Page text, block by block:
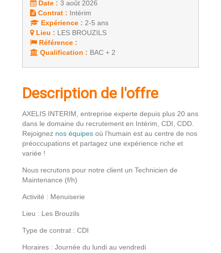
Date : 3 août 2026
Contrat : Intérim
Expérience : 2-5 ans
Lieu : LES BROUZILS
Référence :
Qualification : BAC + 2
Description de l'offre
AXELIS INTERIM, entreprise experte depuis plus 20 ans
dans le domaine du recrutement en Intérim, CDI, CDD.
Rejoignez nos équipes où l’humain est au centre de nos
préoccupations et partagez une expérience riche et
variée !
Nous recrutons pour notre client un Technicien de
Maintenance (f/h)
Activité : Menuiserie
Lieu : Les Brouzils
Type de contrat : CDI
Horaires : Journée du lundi au vendredi